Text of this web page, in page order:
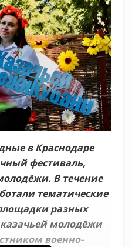
в Краснодаре
фестиваль,
В течение
тематические
разных
молодёжи
военно-